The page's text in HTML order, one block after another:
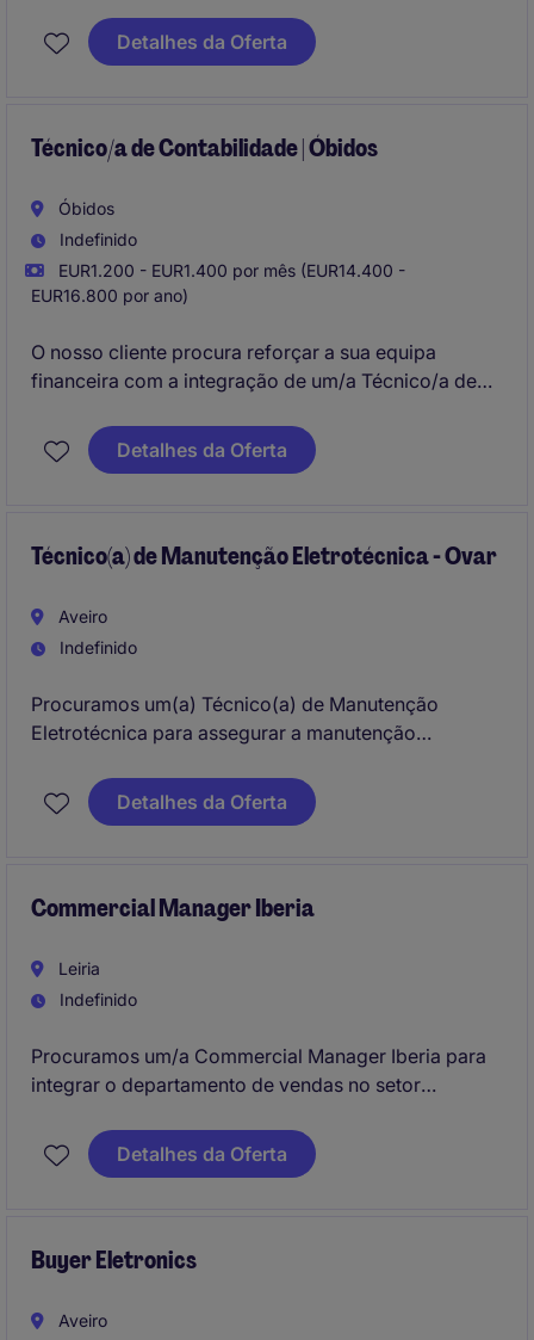
distribuidores, profissionais da construção e
intervenientes em obra, assegurando o crescimento
Detalhes da Oferta
Técnico/a de Contabilidade | Óbidos
Óbidos
Indefinido
EUR1.200 - EUR1.400 por mês (EUR14.400 -
EUR16.800 por ano)
O nosso cliente procura reforçar a sua equipa
financeira com a integração de um/a Técnico/a de
proximidade ao negócio e oportunidade de
crescimento profissional, esta poderá ser a
Detalhes da Oferta
Técnico(a) de Manutenção Eletrotécnica - Ovar
Aveiro
Indefinido
Procuramos um(a) Técnico(a) de Manutenção
Eletrotécnica para assegurar a manutenção
de uma unidade produtiva. Esta função combina
competências elétricas e mecânicas, contribuindo
Detalhes da Oferta
Commercial Manager Iberia
Leiria
Indefinido
Procuramos um/a Commercial Manager Iberia para
integrar o departamento de vendas no setor
liderar iniciativas comerciais e alcançar os objetivos
estratégicos da organização.
Detalhes da Oferta
Buyer Eletronics
Aveiro